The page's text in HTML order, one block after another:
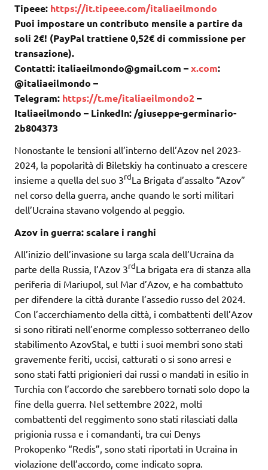
Tipeee: https://it.tipeee.com/italiaeilmondo
Puoi impostare un contributo mensile a partire da
soli 2€! (PayPal trattiene 0,52€ di commissione per
transazione).
Contatti: italiaeilmondo@gmail.com –x.com:
@italiaeilmondo –
Telegram: https://t.me/italiaeilmondo2–
Italiaeilmondo – LinkedIn: /giuseppe-germinario-
2b804373
Nonostante le tensioni all’interno dell’Azov nel 2023-
2024, la popolarità di Biletskiy ha continuato a crescere
insieme a quella del suo 3rdLa Brigata d’assalto “Azov”
nel corso della guerra, anche quando le sorti militari
dell’Ucraina stavano volgendo al peggio.
Azov in guerra: scalare i ranghi
All’inizio dell’invasione su larga scala dell’Ucraina da
parte della Russia, l’Azov 3rdLa brigata era di stanza alla
periferia di Mariupol, sul Mar d’Azov, e ha combattuto
per difendere la città durante l’assedio russo del 2024.
Con l’accerchiamento della città, i combattenti dell’Azov
si sono ritirati nell’enorme complesso sotterraneo dello
stabilimento AzovStal, e tutti i suoi membri sono stati
gravemente feriti, uccisi, catturati o si sono arresi e
sono stati fatti prigionieri dai russi o mandati in esilio in
Turchia con l’accordo che sarebbero tornati solo dopo la
fine della guerra. Nel settembre 2022, molti
combattenti del reggimento sono stati rilasciati dalla
prigionia russa e i comandanti, tra cui Denys
Prokopenko “Redis”, sono stati riportati in Ucraina in
violazione dell’accordo, come indicato sopra.